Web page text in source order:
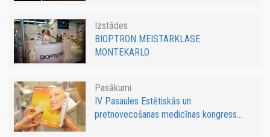
Izstādes
BIOPTRON MEISTARKLASE
MONTEKARLO
Pasākumi
IV Pasaules Estētiskās un
pretnovecošanas medicīnas kongress...